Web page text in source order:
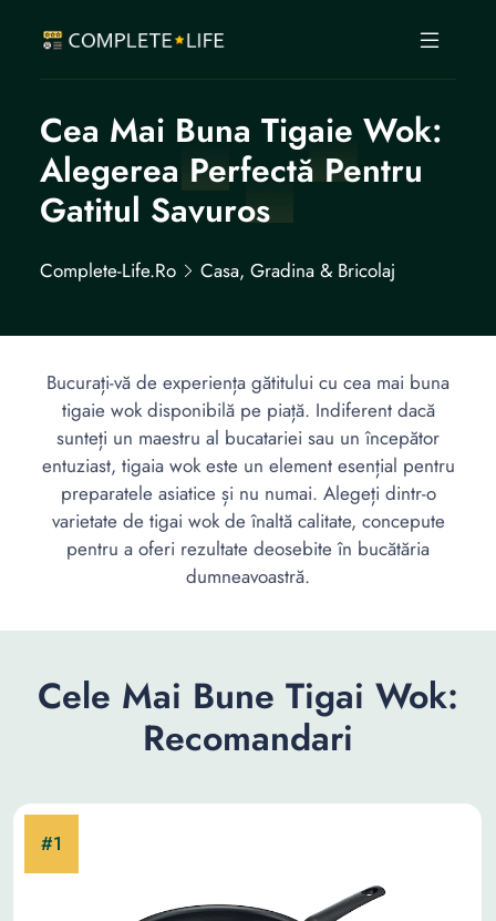
Cea Mai Buna Tigaie Wok:
Alegerea Perfectă Pentru
Gatitul Savuros
Complete-Life.ro Casa, Gradina & Bricolaj
Bucurați-vă de experiența gătitului cu cea mai buna
tigaie wok disponibilă pe piață. Indiferent dacă
sunteți un maestru al bucatariei sau un începător
entuziast, tigaia wok este un element esențial pentru
preparatele asiatice și nu numai. Alegeți dintr-o
varietate de tigai wok de înaltă calitate, concepute
pentru a oferi rezultate deosebite în bucătăria
dumneavoastră.
Cele Mai Bune Tigai Wok:
Recomandari